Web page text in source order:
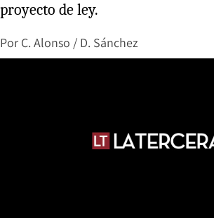
proyecto de ley.
Por C. Alonso / D. Sánchez